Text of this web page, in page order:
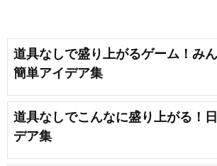
道具なしで盛り上がるゲーム！み
簡単アイデア集
道具なしでこんなに盛り上がる！
デア集